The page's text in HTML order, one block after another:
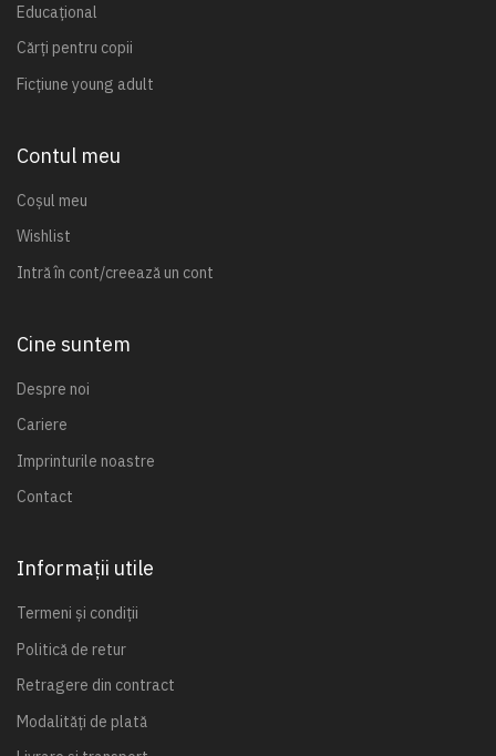
Educațional
Cărți pentru copii
Ficțiune young adult
Contul meu
Coșul meu
Wishlist
Intră în cont/creează un cont
Cine suntem
Despre noi
Cariere
Imprinturile noastre
Contact
Informații utile
Termeni și condiții
Politică de retur
Retragere din contract
Modalități de plată